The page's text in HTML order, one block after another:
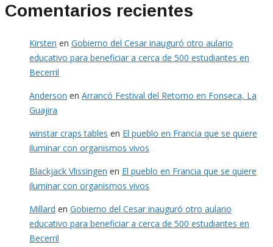
Comentarios recientes
Kirsten en Gobierno del Cesar inauguró otro aulario
educativo para beneficiar a cerca de 500 estudiantes en
Becerril
Anderson en Arrancó Festival del Retorno en Fonseca, La
Guajira
winstar craps tables en El pueblo en Francia que se quiere
iluminar con organismos vivos
Blackjack Vlissingen en El pueblo en Francia que se quiere
iluminar con organismos vivos
Millard en Gobierno del Cesar inauguró otro aulario
educativo para beneficiar a cerca de 500 estudiantes en
Becerril